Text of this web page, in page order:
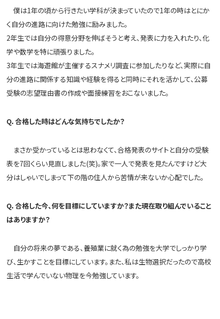
僕は1年の頃から行きたい学科が決まっていたので1年の時はとにか
く自分の進路に向けた勉強に励みました。
2年生では自分の得意分野を伸ばそうと考え、 発表に力を入れたり、化
学や数学を特に頑張りました。
3年生では海遊館が主催するスナメリ調査に参加したりなど、実際に自
分の進路に関係する知識や経験を得ると同時にそれを活かして、公募
受験の志望理由書の作成や面接練習をおこないました。
Q．合格した時はどんな気持ちでしたか？
まさか受かっているとは思わなくて、合格発表のサイトと自分の受験
表を7回くらい見直しました(笑)。家で一人で発表を見たんですけど大
分はしゃいでしまって下の階の住人から苦情が来ないか心配でした。
Q．合格した今、何を目標にしていますか？また現在取り組んでいること
はありますか？
自分の将来の夢である、 養殖業に就く為の勉強を大学でしっかり学
び、 生かすことを目標にしています。また、私は生物選択だったので高校
生活で学んでいない物理を今勉強しています。